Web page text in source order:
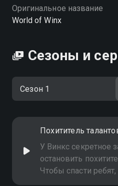
Оригинальное название
World of Winx
Сезоны и
Похититель
У Винкс секретное
остановить
Чтобы спасти
в опасности, они